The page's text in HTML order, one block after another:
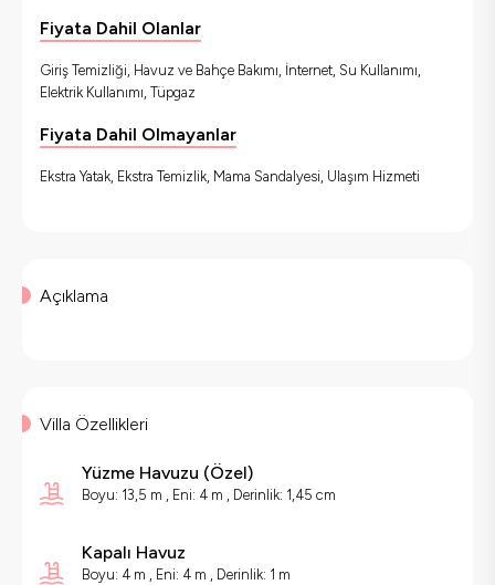
Fiyata Dahil Olanlar
Giriş Temizliği, Havuz ve Bahçe Bakımı, İnternet, Su Kullanımı,
Elektrik Kullanımı, Tüpgaz
Fiyata Dahil Olmayanlar
Ekstra Yatak, Ekstra Temizlik, Mama Sandalyesi, Ulaşım Hizmeti
Açıklama
Villa Özellikleri
Yüzme Havuzu (Özel)
Boyu: 13,5 m , Eni: 4 m , Derinlik: 1,45 cm
Kapalı Havuz
Boyu: 4 m , Eni: 4 m , Derinlik: 1 m